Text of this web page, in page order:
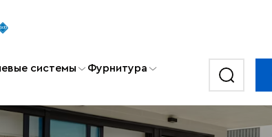
системы
Фурнитура